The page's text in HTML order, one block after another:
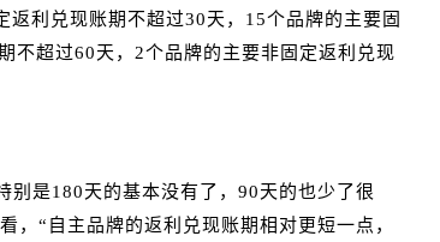
利兑现账期不超过30天，15个品牌的主要固
不超过60天，2个品牌的主要非固定返利兑现
别是180天的基本没有了，90天的也少了很
“自主品牌的返利兑现账期相对更短一点，